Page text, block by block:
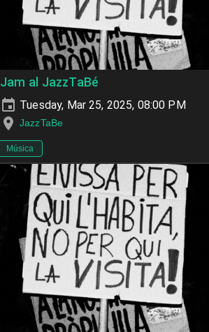
Jam al JazzTaBé
Tuesday, Mar 25, 2025, 08:00 PM
JazzTaBe
Música